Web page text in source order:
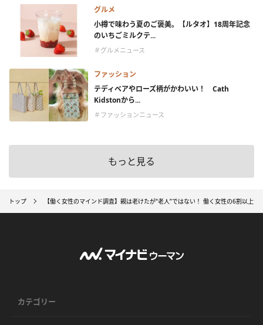
グルメ
小樽で味わう夏のご褒美。【ルタオ】18周年記念
のいちごミルクテ...
＃グルメニュース
ファッション
テディベアやローズ柄がかわいい！ Cath
Kidstonから...
＃ファッションニュース
もっと見る
トップ 【働く女性のマインド調査】親は老けたが“老人”ではない！ 働く女性の6割以上
カテゴリー